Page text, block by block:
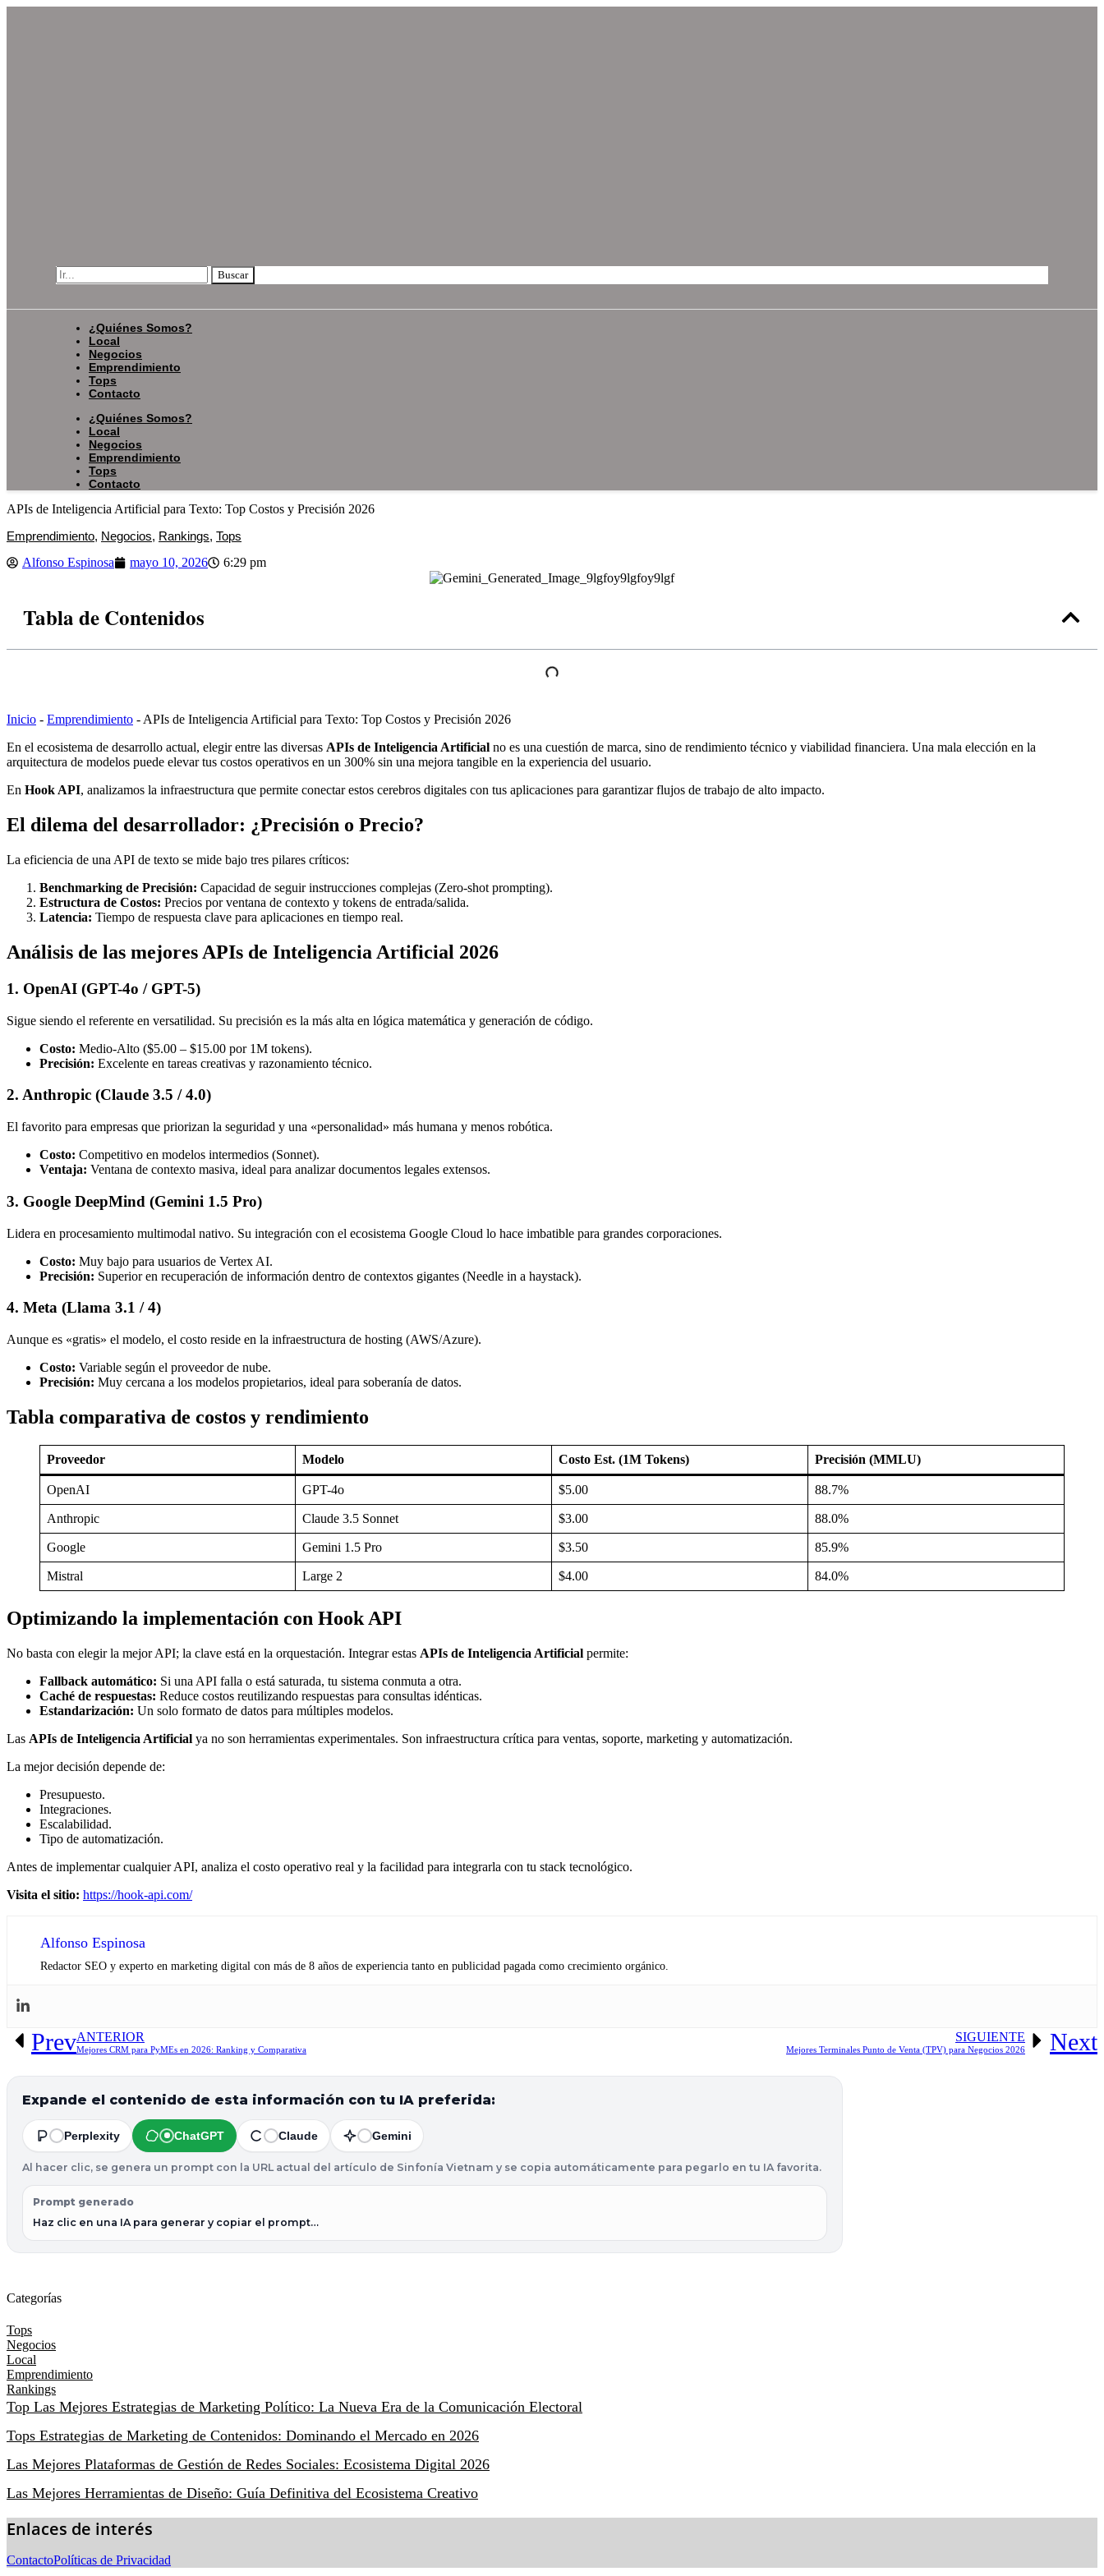
Search
for:
Buscar
Search
¿Quiénes Somos?
Local
Negocios
Emprendimiento
Tops
Contacto
Menu
¿Quiénes Somos?
Local
Negocios
Emprendimiento
Tops
Contacto
APIs de Inteligencia Artificial para Texto: Top Costos y Precisión 2026
Emprendimiento, Negocios, Rankings, Tops
Alfonso Espinosa
mayo 10, 2026 6:29 pm
Tabla de Contenidos
Inicio - Emprendimiento - APIs de Inteligencia Artificial para Texto: Top Costos y Precisión 2026
En el ecosistema de desarrollo actual, elegir entre las diversas APIs de Inteligencia Artificial no es una cuestión de marca, sino de rendimiento técnico y viabilidad financiera. Una mala elección en la
arquitectura de modelos puede elevar tus costos operativos en un 300% sin una mejora tangible en la experiencia del usuario.
En Hook API, analizamos la infraestructura que permite conectar estos cerebros digitales con tus aplicaciones para garantizar flujos de trabajo de alto impacto.
El dilema del desarrollador: ¿Precisión o Precio?
La eficiencia de una API de texto se mide bajo tres pilares críticos:
Benchmarking de Precisión: Capacidad de seguir instrucciones complejas (Zero-shot prompting).
Estructura de Costos: Precios por ventana de contexto y tokens de entrada/salida.
Latencia: Tiempo de respuesta clave para aplicaciones en tiempo real.
Análisis de las mejores APIs de Inteligencia Artificial 2026
1. OpenAI (GPT-4o / GPT-5)
Sigue siendo el referente en versatilidad. Su precisión es la más alta en lógica matemática y generación de código.
Costo: Medio-Alto ($5.00 – $15.00 por 1M tokens).
Precisión: Excelente en tareas creativas y razonamiento técnico.
2. Anthropic (Claude 3.5 / 4.0)
El favorito para empresas que priorizan la seguridad y una «personalidad» más humana y menos robótica.
Costo: Competitivo en modelos intermedios (Sonnet).
Ventaja: Ventana de contexto masiva, ideal para analizar documentos legales extensos.
3. Google DeepMind (Gemini 1.5 Pro)
Lidera en procesamiento multimodal nativo. Su integración con el ecosistema Google Cloud lo hace imbatible para grandes corporaciones.
Costo: Muy bajo para usuarios de Vertex AI.
Precisión: Superior en recuperación de información dentro de contextos gigantes (Needle in a haystack).
4. Meta (Llama 3.1 / 4)
Aunque es «gratis» el modelo, el costo reside en la infraestructura de hosting (AWS/Azure).
Costo: Variable según el proveedor de nube.
Precisión: Muy cercana a los modelos propietarios, ideal para soberanía de datos.
Tabla comparativa de costos y rendimiento
Proveedor Modelo Costo Est. (1M Tokens) Precisión (MMLU)
OpenAI GPT-4o $5.00 88.7%
Anthropic Claude 3.5 Sonnet $3.00 88.0%
Google Gemini 1.5 Pro $3.50 85.9%
Mistral Large 2 $4.00 84.0%
Optimizando la implementación con Hook API
No basta con elegir la mejor API; la clave está en la orquestación. Integrar estas APIs de Inteligencia Artificial permite:
Fallback automático: Si una API falla o está saturada, tu sistema conmuta a otra.
Caché de respuestas: Reduce costos reutilizando respuestas para consultas idénticas.
Estandarización: Un solo formato de datos para múltiples modelos.
Las APIs de Inteligencia Artificial ya no son herramientas experimentales. Son infraestructura crítica para ventas, soporte, marketing y automatización.
La mejor decisión depende de:
Presupuesto.
Integraciones.
Escalabilidad.
Tipo de automatización.
Antes de implementar cualquier API, analiza el costo operativo real y la facilidad para integrarla con tu stack tecnológico.
Visita el sitio: https://hook-api.com/
Alfonso Espinosa
Redactor SEO y experto en marketing digital con más de 8 años de experiencia tanto en publicidad pagada como crecimiento orgánico.
PrevANTERIOR
Mejores CRM para PyMEs en 2026: Ranking y Comparativa
SIGUIENTE
Mejores Terminales Punto de Venta (TPV) para Negocios 2026 Next
Expande el contenido de esta información con tu IA preferida:
Perplexity ChatGPT Claude Gemini
Al hacer clic, se genera un prompt con la URL actual del artículo de Sinfonía Vietnam y se copia automáticamente para pegarlo en tu IA favorita.
Prompt generado
Haz clic en una IA para generar y copiar el prompt…
Categorías
Tops
Negocios
Local
Emprendimiento
Rankings
Top Las Mejores Estrategias de Marketing Político: La Nueva Era de la Comunicación Electoral
Tops Estrategias de Marketing de Contenidos: Dominando el Mercado en 2026
Las Mejores Plataformas de Gestión de Redes Sociales: Ecosistema Digital 2026
Las Mejores Herramientas de Diseño: Guía Definitiva del Ecosistema Creativo
Enlaces de interés
ContactoPolíticas de Privacidad